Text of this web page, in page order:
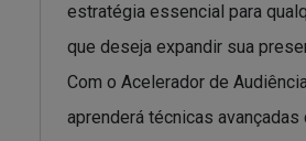
estratégia essencial para
que deseja expandir sua
Com o Acelerador de
aprenderá técnicas avançadas